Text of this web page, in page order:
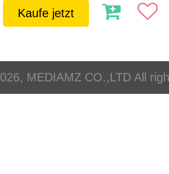
Kaufe jetzt
MEDIAMZ CO.,LTD All